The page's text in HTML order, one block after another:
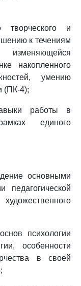
творческого и
к течениям
накопленного
умению
(ПК-4);
работы в
единого
основными
психологии
особенности
в своей